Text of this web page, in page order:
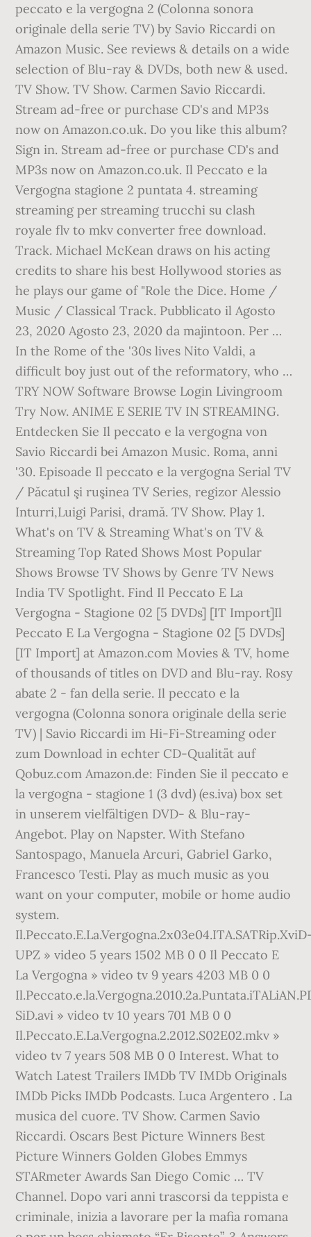
peccato e la vergogna 2 (Colonna sonora
originale della serie TV) by Savio Riccardi on
Amazon Music. See reviews & details on a wide
selection of Blu-ray & DVDs, both new & used.
TV Show. TV Show. Carmen Savio Riccardi.
Stream ad-free or purchase CD's and MP3s
now on Amazon.co.uk. Do you like this album?
Sign in. Stream ad-free or purchase CD's and
MP3s now on Amazon.co.uk. Il Peccato e la
Vergogna stagione 2 puntata 4. streaming
streaming per streaming trucchi su clash
royale flv to mkv converter free download.
Track. Michael McKean draws on his acting
credits to share his best Hollywood stories as
he plays our game of "Role the Dice. Home /
Music / Classical Track. Pubblicato il Agosto
23, 2020 Agosto 23, 2020 da majintoon. Per …
In the Rome of the '30s lives Nito Valdi, a
difficult boy just out of the reformatory, who …
TRY NOW Software Browse Login Livingroom
Try Now. ANIME E SERIE TV IN STREAMING.
Entdecken Sie Il peccato e la vergogna von
Savio Riccardi bei Amazon Music. Roma, anni
'30. Episoade Il peccato e la vergogna Serial TV
/ Păcatul şi ruşinea TV Series, regizor Alessio
Inturri,Luigi Parisi, dramă. TV Show. Play 1.
What's on TV & Streaming What's on TV &
Streaming Top Rated Shows Most Popular
Shows Browse TV Shows by Genre TV News
India TV Spotlight. Find Il Peccato E La
Vergogna - Stagione 02 [5 DVDs] [IT Import]Il
Peccato E La Vergogna - Stagione 02 [5 DVDs]
[IT Import] at Amazon.com Movies & TV, home
of thousands of titles on DVD and Blu-ray. Rosy
abate 2 - fan della serie. Il peccato e la
vergogna (Colonna sonora originale della serie
TV) | Savio Riccardi im Hi-Fi-Streaming oder
zum Download in echter CD-Qualität auf
Qobuz.com Amazon.de: Finden Sie il peccato e
la vergogna - stagione 1 (3 dvd) (es.iva) box set
in unserem vielfältigen DVD- & Blu-ray-
Angebot. Play on Napster. With Stefano
Santospago, Manuela Arcuri, Gabriel Garko,
Francesco Testi. Play as much music as you
want on your computer, mobile or home audio
system.
UPZ » video 5 years 1502 MB 0 0 Il Peccato E
La Vergogna » video tv 9 years 4203 MB 0 0
SiD.avi » video tv 10 years 701 MB 0 0
Il.Peccato.E.La.Vergogna.2.2012.S02E02.mkv »
video tv 7 years 508 MB 0 0 Interest. What to
Watch Latest Trailers IMDb TV IMDb Originals
IMDb Picks IMDb Podcasts. Luca Argentero . La
musica del cuore. TV Show. Carmen Savio
Riccardi. Oscars Best Picture Winners Best
Picture Winners Golden Globes Emmys
STARmeter Awards San Diego Comic … TV
Channel. Dopo vari anni trascorsi da teppista e
criminale, inizia a lavorare per la mafia romana